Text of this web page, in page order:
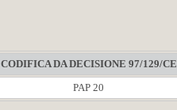
CODIFICA DA DECISIONE 97/129/CE
PAP 20